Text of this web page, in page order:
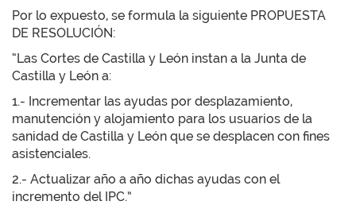
Por lo expuesto, se formula la siguiente PROPUESTA
DE RESOLUCIÓN:
“Las Cortes de Castilla y León instan a la Junta de
Castilla y León a:
1.- Incrementar las ayudas por desplazamiento,
manutención y alojamiento para los usuarios de la
sanidad de Castilla y León que se desplacen con fines
asistenciales.
2.- Actualizar año a año dichas ayudas con el
incremento del IPC.”